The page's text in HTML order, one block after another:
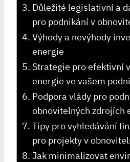
Důležité legislativní a
pro podnikání v
Výhody a nevýhody
energie
Strategie pro efektivní
energie ve vašem
Podpora vlády pro
obnovitelných zdrojích
Tipy pro vyhledávání
pro projekty v
Jak minimalizovat